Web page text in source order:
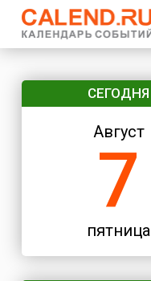
СЕГОДНЯ
Август
7
пятница